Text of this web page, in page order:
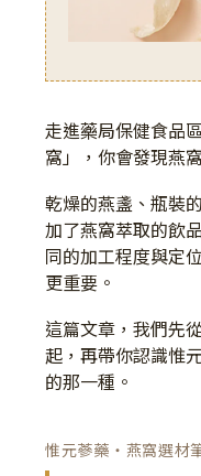
走進藥局保健食品
窩」，你會發現燕
乾燥的燕盞、瓶裝
加了燕窩萃取的飲
同的加工程度與定
更重要。
這篇文章，我們先
起，再帶你認識惟
的那一種。
惟元蔘藥・燕窩選材